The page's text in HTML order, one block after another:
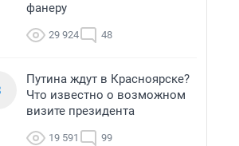
фанеру
29 924 48
Путина ждут в Красноярске?
Что известно о возможном
визите президента
19 591 99